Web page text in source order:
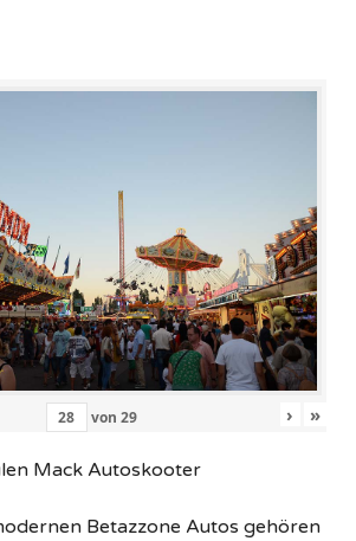
von 29 › »
Mack Autoskooter
Betazzone Autos gehören